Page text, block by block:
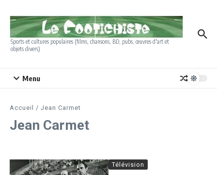
Sports et cultures populaires (films, chansons, BD, pubs, œuvres d'art et
objets divers)
Menu
Accueil / Jean Carmet
Jean Carmet
Télévision